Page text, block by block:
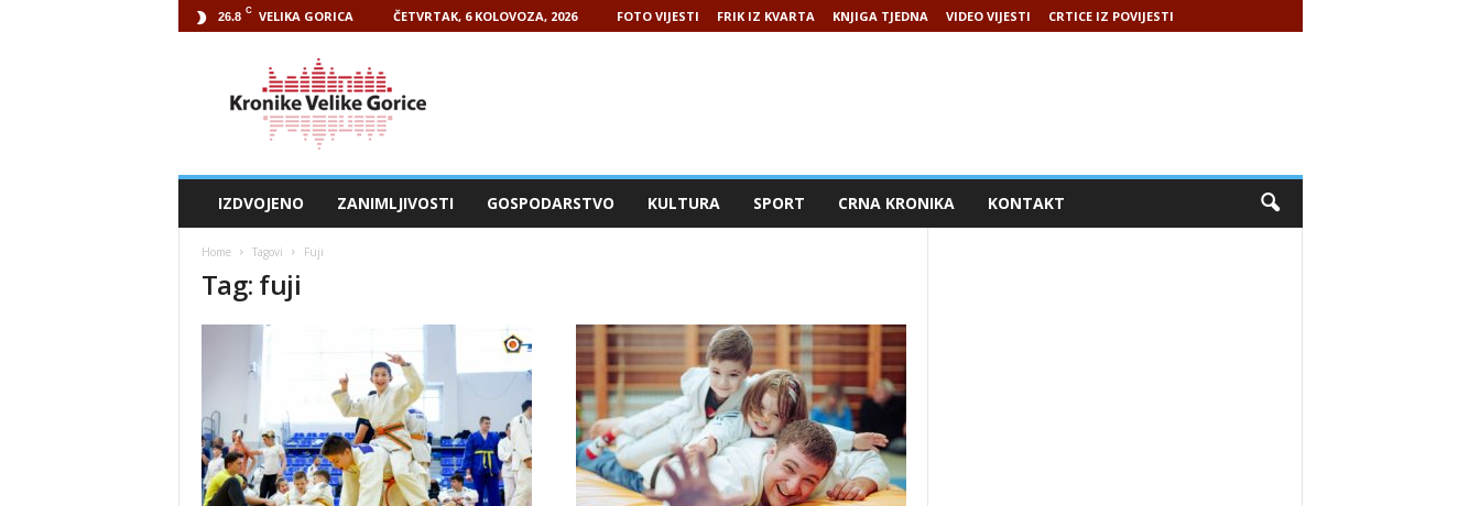
26.8 C VELIKA GORICA ČETVRTAK, 6 KOLOVOZA, 2026 FOTO VIJESTI FRIK IZ KVARTA KNJIGA TJEDNA VIDEO VIJESTI CRTICE IZ POVIJESTI
IZDVOJENO ZANIMLJIVOSTI GOSPODARSTVO KULTURA SPORT CRNA KRONIKA KONTAKT
Home Tagovi Fuji
Tag: fuji